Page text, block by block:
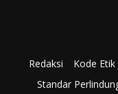
Redaksi Kode Etik
Standar